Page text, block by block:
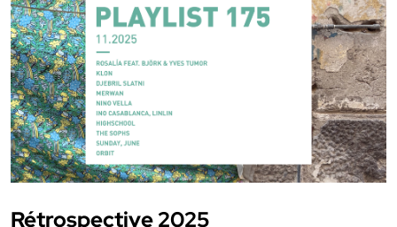
Rétrospective 2025